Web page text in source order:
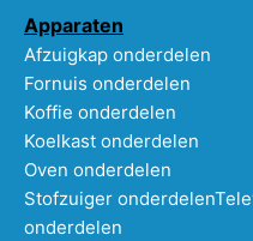
Apparaten
Afzuigkap onderdelen
Fornuis onderdelen
Koffie onderdelen
Koelkast onderdelen
Oven onderdelen
Stofzuiger onderdelen
onderdelen